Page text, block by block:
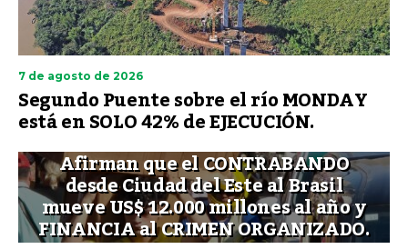
7 de agosto de 2026
Segundo Puente sobre el río MONDAY
está en SOLO 42% de EJECUCIÓN.
Afirman que el CONTRABANDO
desde Ciudad del Este al Brasil
mueve US$ 12.000 millones al año y
FINANCIA al CRIMEN ORGANIZADO.